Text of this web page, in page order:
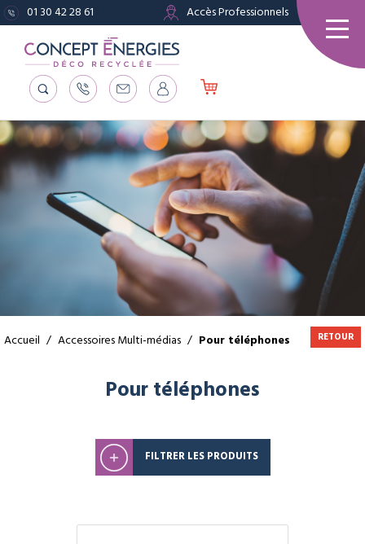
01 30 42 28 61 Accès Professionnels
Accueil / Accessoires Multi-médias / Pour téléphones RETOUR
Pour téléphones
FILTRER LES PRODUITS